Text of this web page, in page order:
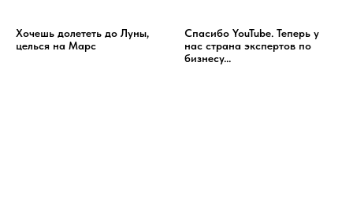
Хочешь долететь до Луны,
целься на Марс
Спасибо YouTube. Теперь у
нас страна экспертов по
бизнесу...